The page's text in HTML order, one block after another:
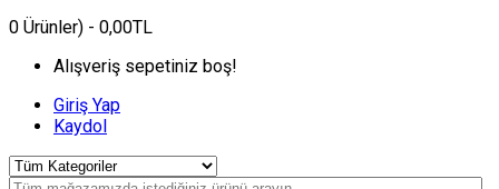
0 Ürünler) - 0,00TL
Alışveriş sepetiniz boş!
Giriş Yap
Kaydol